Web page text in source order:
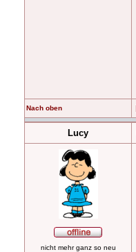
Nach oben
Lucy
nicht mehr ganz so neu